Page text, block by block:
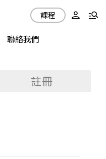
聯絡我們
課程
註冊